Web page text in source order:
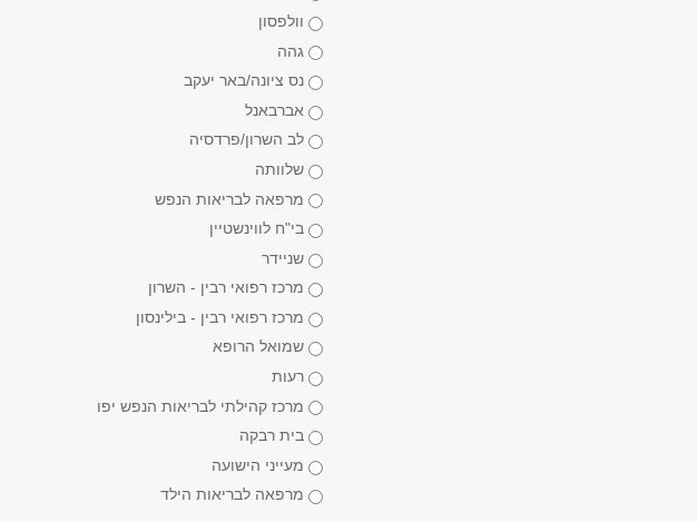
וולפסון
גהה
נס ציונה/באר יעקב
אברבאנל
לב השרון/פרדסיה
שלוותה
מרפאה לבריאות הנפש
בי"ח לווינשטיין
שניידר
מרכז רפואי רבין - השרון
מרכז רפואי רבין - בילינסון
שמואל הרופא
רעות
מרכז קהילתי לבריאות הנפש יפו
בית רבקה
מעייני הישועה
מרפאה לבריאות הילד